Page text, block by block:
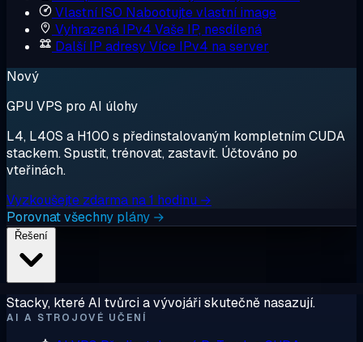
Vlastní ISO Nabootujte vlastní image
Vyhrazená IPv4 Vaše IP, nesdílená
Další IP adresyVíce IPv4 na server
Nový
GPU VPS pro AI úlohy
L4, L40S a H100 s předinstalovaným kompletním CUDA
stackem. Spustit, trénovat, zastavit. Účtováno po
vteřinách.
Vyzkoušejte zdarma na 1 hodinu →
Porovnat všechny plány →
Stacky, které AI tvůrci a vývojáři skutečně nasazují.
AI A STROJOVÉ UČENÍ